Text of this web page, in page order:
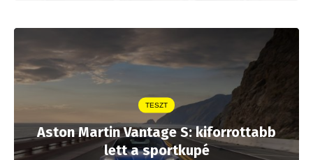
TESZT
Aston Martin Vantage S: kiforrottabb
lett a sportkupé